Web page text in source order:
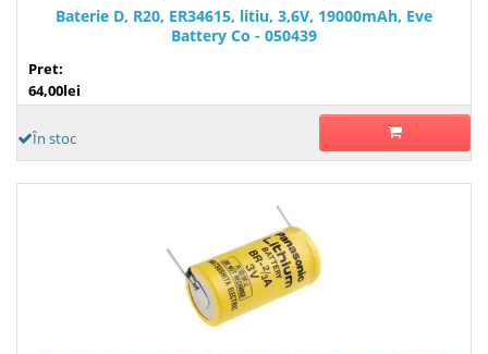
Baterie D, R20, ER34615, litiu, 3,6V, 19000mAh, Eve
Battery Co - 050439
Pret:
64,00lei
În stoc